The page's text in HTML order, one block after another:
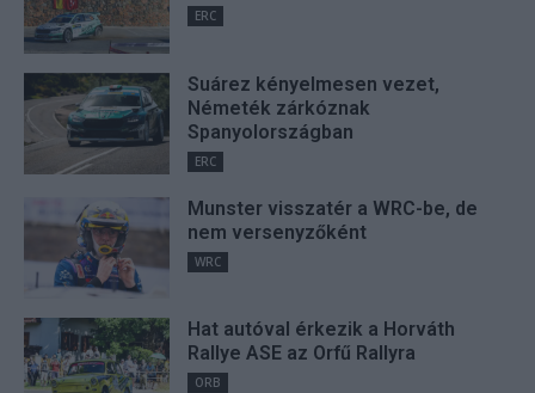
ERC
Suárez kényelmesen vezet,
Németék zárkóznak
Spanyolországban
ERC
Munster visszatér a WRC-be, de
nem versenyzőként
WRC
Hat autóval érkezik a Horváth
Rallye ASE az Orfű Rallyra
ORB